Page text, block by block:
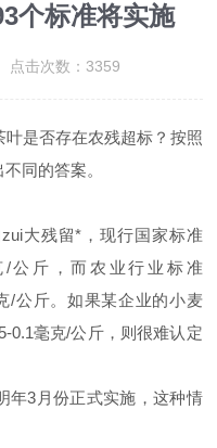
个标准将实施
击次数：3359
是否存在农残超标？按照
不同的答案。
大残留*，现行国家标准
/公斤，而农业行业标准
/公斤。如果某企业的小麦
0.1毫克/公斤，则很难认定
年3月份正式实施，这种情